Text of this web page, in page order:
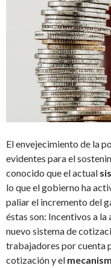
El envejecimiento de la
evidentes para el
conocido que el actual
lo que el gobierno ha
paliar el incremento del
éstas son: Incentivos a la
nuevo sistema de
trabajadores por cuenta
cotización y el